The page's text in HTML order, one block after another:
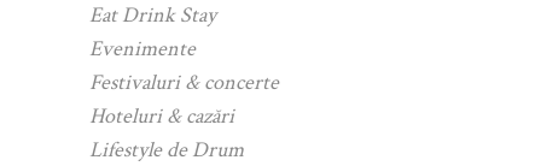
Eat Drink Stay
Evenimente
Festivaluri & concerte
Hoteluri & cazări
Lifestyle de Drum